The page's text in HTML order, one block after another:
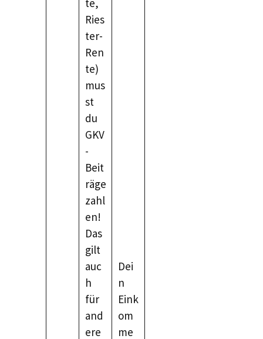
Ries
ter-
Ren
te)
mus
st
du
GKV
-
Beit
räge
zahl
en!
Das
gilt
auc
h
für
and
ere
Dei
n
Eink
om
me